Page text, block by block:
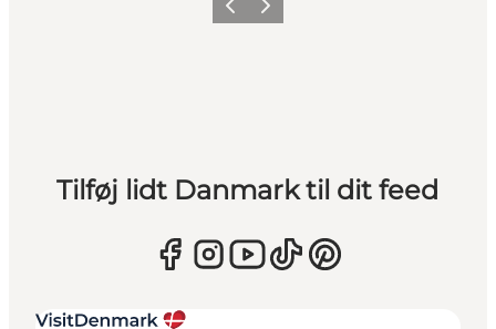
ForrigeNæste
Tilføj lidt Danmark til dit feed